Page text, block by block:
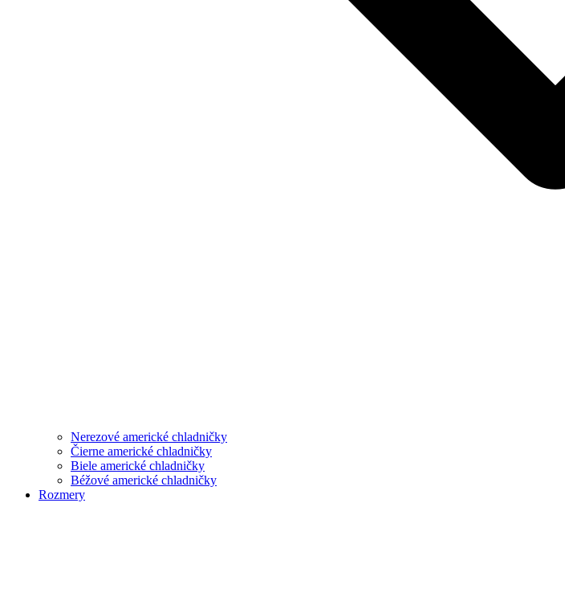
Nerezové americké chladničky
Čierne americké chladničky
Biele americké chladničky
Béžové americké chladničky
Rozmery